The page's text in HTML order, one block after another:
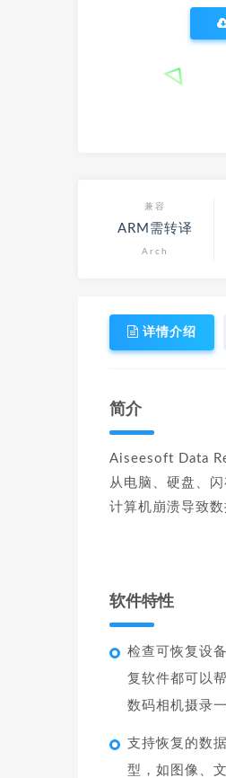
兼容
ARM需转译
Arch
详情介绍
简介
Aiseesoft Data
从电脑、硬盘、
计算机崩溃导致数
软件特性
检查可恢复设
复软件都可以
数码相机摄录
支持恢复的数
型，如图像、